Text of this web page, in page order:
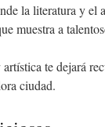
la literatura y el
muestra a
te dejará
ciudad.